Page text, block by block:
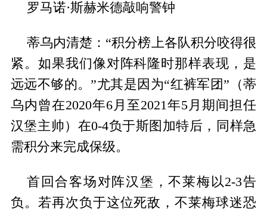
罗马诺·斯赫米德敲响警钟
蒂乌内清楚：“积分榜上各队积分咬得很
紧。如果我们像对阵科隆时那样表现，是
远远不够的。”尤其是因为“红裤军团”（蒂
乌内曾在2020年6月至2021年5月期间担任
汉堡主帅）在0-4负于斯图加特后，同样急
需积分来完成保级。
首回合客场对阵汉堡，不莱梅以2-3告
负。若再次负于这位死敌，不莱梅球迷恐